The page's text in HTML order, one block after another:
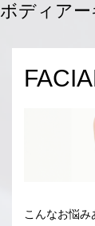
ボディア
こんなお悩み